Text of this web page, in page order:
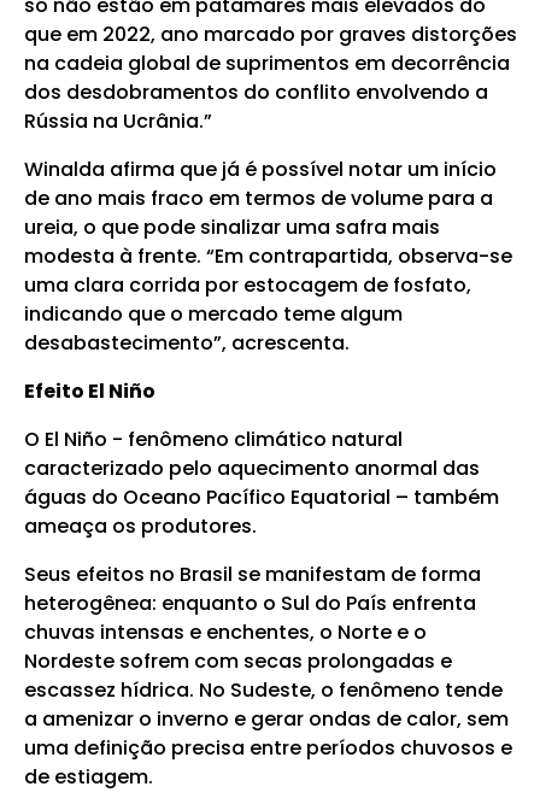
só não estão em patamares mais elevados do
que em 2022, ano marcado por graves distorções
na cadeia global de suprimentos em decorrência
dos desdobramentos do conflito envolvendo a
Rússia na Ucrânia.”
Winalda afirma que já é possível notar um início
de ano mais fraco em termos de volume para a
ureia, o que pode sinalizar uma safra mais
modesta à frente. “Em contrapartida, observa-se
uma clara corrida por estocagem de fosfato,
indicando que o mercado teme algum
desabastecimento”, acrescenta.
Efeito El Niño
O El Niño - fenômeno climático natural
caracterizado pelo aquecimento anormal das
águas do Oceano Pacífico Equatorial – também
ameaça os produtores.
Seus efeitos no Brasil se manifestam de forma
heterogênea: enquanto o Sul do País enfrenta
chuvas intensas e enchentes, o Norte e o
Nordeste sofrem com secas prolongadas e
escassez hídrica. No Sudeste, o fenômeno tende
a amenizar o inverno e gerar ondas de calor, sem
uma definição precisa entre períodos chuvosos e
de estiagem.